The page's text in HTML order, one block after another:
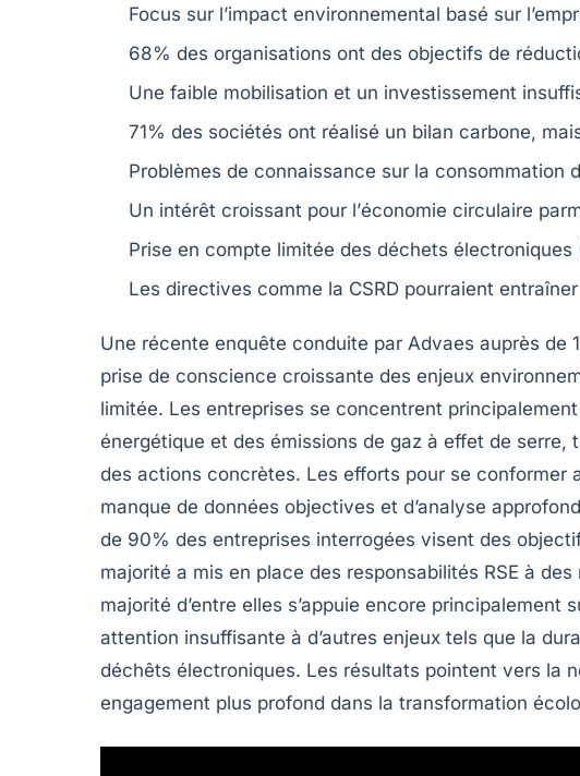
Focus sur l’impact environnemental basé sur
68% des organisations ont des objectifs de
Une faible mobilisation et un investissement
71% des sociétés ont réalisé un bilan carbone,
Problèmes de connaissance sur la consommation
Un intérêt croissant pour l’économie circulaire
Prise en compte limitée des déchets électroniques
Les directives comme la CSRD pourraient
Une récente enquête conduite par Advaes auprès de
prise de conscience croissante des enjeux
limitée. Les entreprises se concentrent
énergétique et des émissions de gaz à effet de serre,
des actions concrètes. Les efforts pour se conformer
manque de données objectives et d’analyse
de 90% des entreprises interrogées visent des
majorité a mis en place des responsabilités RSE à des
majorité d’entre elles s’appuie encore principalement
attention insuffisante à d’autres enjeux tels que la
déchêts électroniques. Les résultats pointent vers la
engagement plus profond dans la transformation